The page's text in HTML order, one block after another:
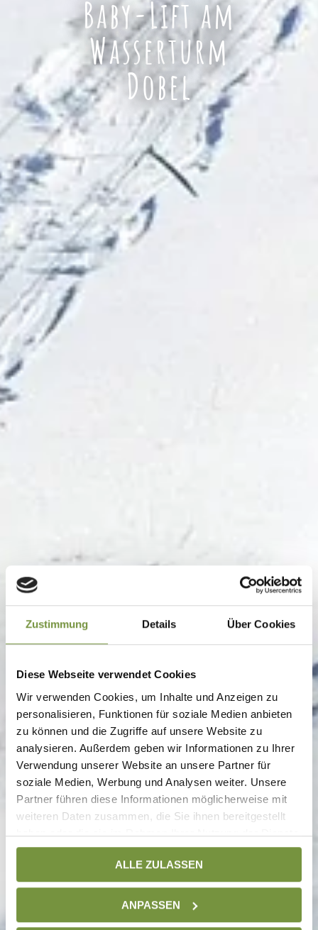
Zustimmung Details Über Cookies
Diese Webseite verwendet Cookies
Wir verwenden Cookies, um Inhalte und Anzeigen zu
personalisieren, Funktionen für soziale Medien anbieten
zu können und die Zugriffe auf unsere Website zu
analysieren. Außerdem geben wir Informationen zu Ihrer
Verwendung unserer Website an unsere Partner für
soziale Medien, Werbung und Analysen weiter. Unsere
Partner führen diese Informationen möglicherweise mit
weiteren Daten zusammen, die Sie ihnen bereitgestellt
haben oder die sie im Rahmen Ihrer Nutzung der Dienste
gesammelt haben. Weitere Informationen finden Sie auf
DatenschutzseiteALLE ZULASSEN
ANPASSEN
Baby-Lift am
Wasserturm
Dobel